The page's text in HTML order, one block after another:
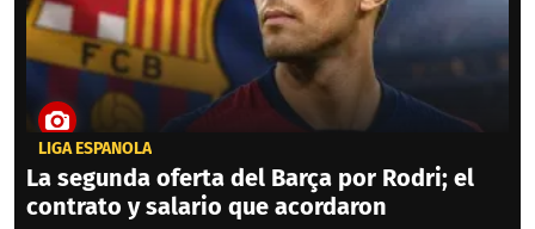
LIGA ESPAÑOLA
La segunda oferta del Barça por Rodri; el
contrato y salario que acordaron